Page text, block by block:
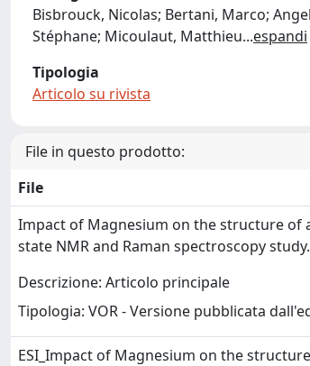
Bisbrouck, Nicolas; Bertani, Marco;
Stéphane; Micoulaut, Matthieu...espandi
Tipologia
Articolo su rivista
File in questo prodotto:
File
Impact of Magnesium on the structure of
state NMR and Raman spectroscopy
Descrizione: Articolo principale
Tipologia: VOR - Versione pubblicata
ESI_Impact of Magnesium on the